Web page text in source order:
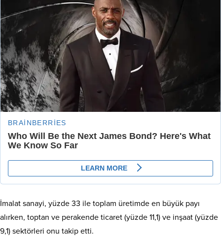
İmalat sanayi, yüzde 33 ile toplam üretimde en büyük payı
alırken, toptan ve perakende ticaret (yüzde 11,1) ve inşaat (yüzde
9,1) sektörleri onu takip etti.